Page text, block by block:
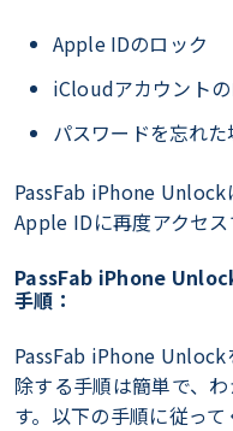
Apple IDのロック
iCloudアカウント
パスワードを忘れ
PassFab iPhone
Apple IDに再度アクセス
PassFab iPhone
手順：
PassFab iPhone
除する手順は簡単で、
す。以下の手順に従って